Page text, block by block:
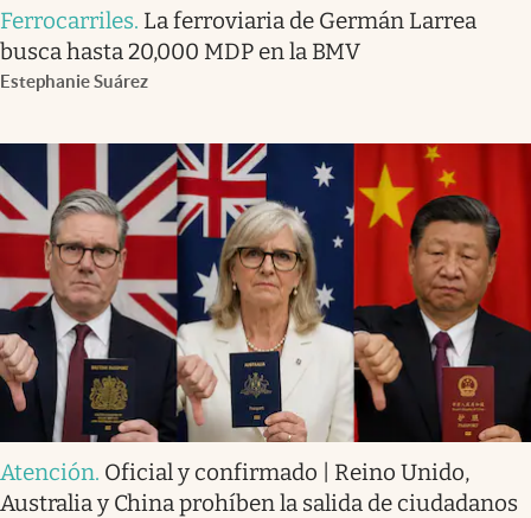
Ferrocarriles. La ferroviaria de Germán Larrea
busca hasta 20,000 MDP en la BMV
Estephanie Suárez
Atención. Oficial y confirmado | Reino Unido,
Australia y China prohíben la salida de ciudadanos